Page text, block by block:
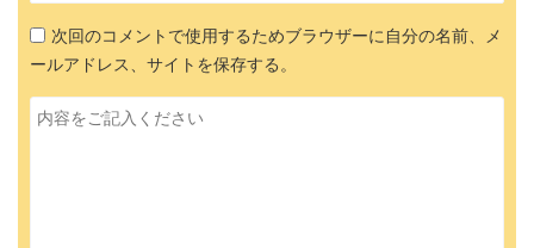
次回のコメントで使用するためブラウザーに自分の名前、メ
ールアドレス、サイトを保存する。